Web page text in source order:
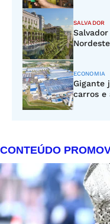
SALVADOR
ECONOMIA
Gigante
carros e